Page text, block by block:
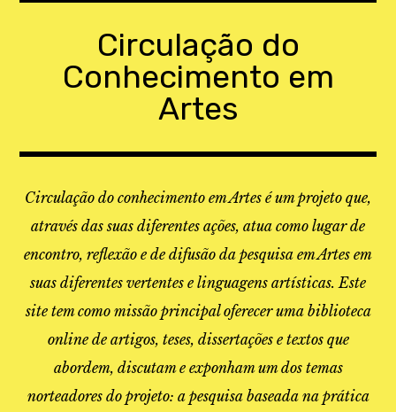
Circulação do
Conhecimento em
Artes
Circulação do conhecimento em Artes é um projeto que,
através das suas diferentes ações, atua como lugar de
encontro, reflexão e de difusão da pesquisa em Artes em
suas diferentes vertentes e linguagens artísticas. Este
site tem como missão principal oferecer uma biblioteca
online de artigos, teses, dissertações e textos que
abordem, discutam e exponham um dos temas
norteadores do projeto: a pesquisa baseada na prática